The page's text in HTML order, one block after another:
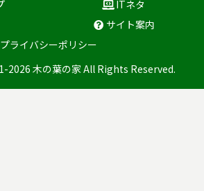
ITネタ
サイト案内
プライバシーポリシー
木の葉の家 All Rights Reserved.